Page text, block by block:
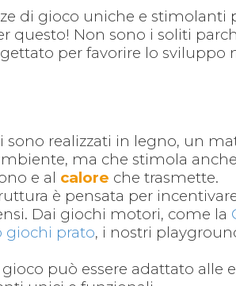
di gioco uniche e stimolanti
questo! Non sono i soliti
per favorire lo sviluppo
sono realizzati in legno, un
ma che stimola
e al calore che trasmette.
è pensata per
Dai giochi motori, come la
giochi prato, i nostri
può essere adattato alle